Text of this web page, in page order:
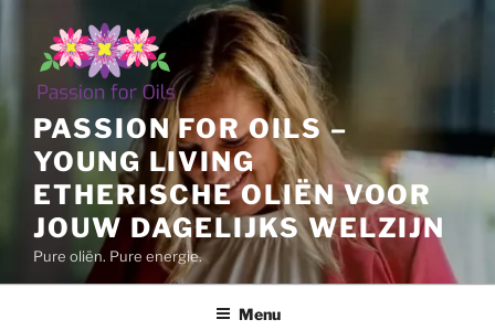
inhoud
PASSION FOR OILS –
YOUNG LIVING
ETHERISCHE OLIËN VOOR
JOUW DAGELIJKS WELZIJN
Pure oliën. Pure energie.
Menu